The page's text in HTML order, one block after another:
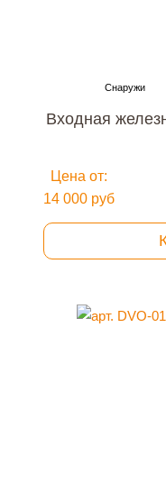
Входная
Цена от:
14 000 руб